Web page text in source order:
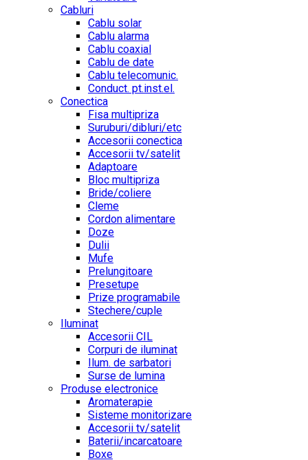
Cabluri
Cablu solar
Cablu alarma
Cablu coaxial
Cablu de date
Cablu telecomunic.
Conduct. pt.inst.el.
Conectica
Fisa multipriza
Suruburi/dibluri/etc
Accesorii conectica
Accesorii tv/satelit
Adaptoare
Bloc multipriza
Bride/coliere
Cleme
Cordon alimentare
Doze
Dulii
Mufe
Prelungitoare
Presetupe
Prize programabile
Stechere/cuple
Iluminat
Accesorii CIL
Corpuri de iluminat
Ilum. de sarbatori
Surse de lumina
Produse electronice
Aromaterapie
Sisteme monitorizare
Accesorii tv/satelit
Baterii/incarcatoare
Boxe